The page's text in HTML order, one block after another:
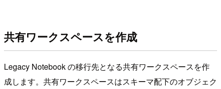
共有ワークスペースを作成
Legacy Notebook の移行先となる共有ワークスペースを作
成します。共有ワークスペースはスキーマ配下のオブジェク